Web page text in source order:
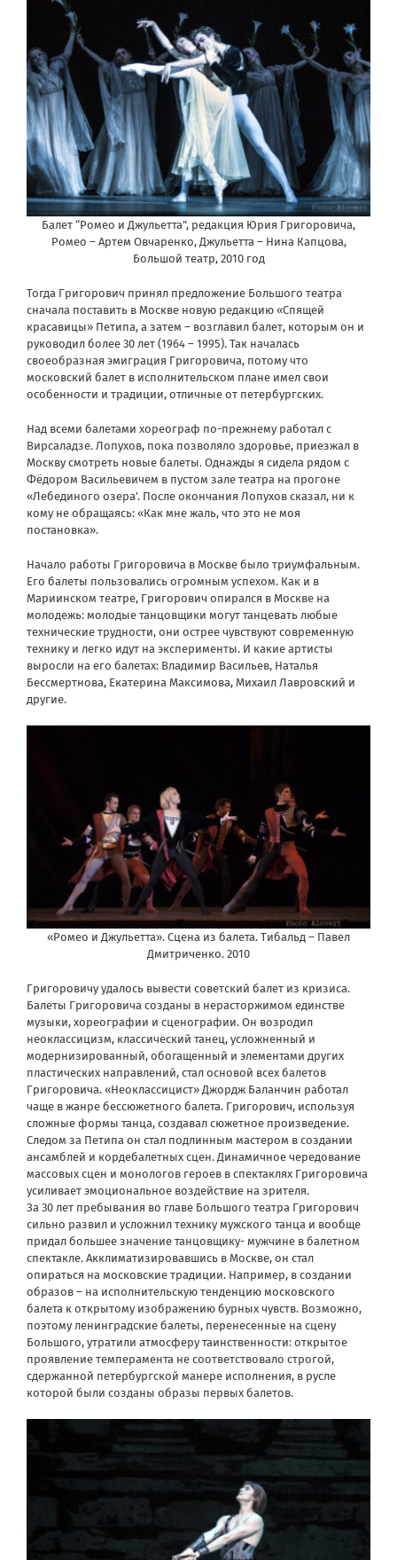
Балет “Ромео и Джульетта”, редакция Юрия Григоровича,
Ромео – Артем Овчаренко, Джульетта – Нина Капцова,
Большой театр, 2010 год
Тогда Григорович принял предложение Большого театра
сначала поставить в Москве новую редакцию «Спящей
красавицы» Петипа, а затем – возглавил балет, которым он и
руководил более 30 лет (1964 – 1995). Так началась
своеобразная эмиграция Григоровича, потому что
московский балет в исполнительском плане имел свои
особенности и традиции, отличные от петербургских.
Над всеми балетами хореограф по-прежнему работал с
Вирсаладзе. Лопухов, пока позволяло здоровье, приезжал в
Москву смотреть новые балеты. Однажды я сидела рядом с
Фёдором Васильевичем в пустом зале театра на прогоне
«Лебединого озера’. После окончания Лопухов сказал, ни к
кому не обращаясь: «Как мне жаль, что это не моя
постановка».
Начало работы Григоровича в Москве было триумфальным.
Его балеты пользовались огромным успехом. Как и в
Мариинском театре, Григорович опирался в Москве на
молодежь: молодые танцовщики могут танцевать любые
технические трудности, они острее чувствуют современную
технику и легко идут на эксперименты. И какие артисты
выросли на его балетах: Владимир Васильев, Наталья
Бессмертнова, Екатерина Максимова, Михаил Лавровский и
другие.
«Ромео и Джульетта». Сцена из балета. Тибальд – Павел
Дмитриченко. 2010
Григоровичу удалось вывести советский балет из кризиса.
Балеты Григоровича созданы в нерасторжимом единстве
музыки, хореографии и сценографии. Он возродил
неоклассицизм, классический танец, усложненный и
модернизированный, обогащенный и элементами других
пластических направлений, стал основой всех балетов
Григоровича. «Неоклассицист» Джордж Баланчин работал
чаще в жанре бессюжетного балета. Григорович, используя
сложные формы танца, создавал сюжетное произведение.
Следом за Петипа он стал подлинным мастером в создании
ансамблей и кордебалетных сцен. Динамичное чередование
массовых сцен и монологов героев в спектаклях Григоровича
усиливает эмоциональное воздействие на зрителя.
За 30 лет пребывания во главе Большого театра Григорович
сильно развил и усложнил технику мужского танца и вообще
придал большее значение танцовщику- мужчине в балетном
спектакле. Акклиматизировавшись в Москве, он стал
опираться на московские традиции. Например, в создании
образов – на исполнительскую тенденцию московского
балета к открытому изображению бурных чувств. Возможно,
поэтому ленинградские балеты, перенесенные на сцену
Большого, утратили атмосферу таинственности: открытое
проявление темперамента не соответствовало строгой,
сдержанной петербургской манере исполнения, в русле
которой были созданы образы первых балетов.